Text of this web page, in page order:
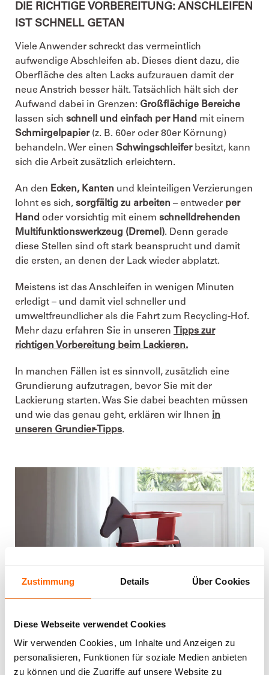
Zustimmung Details Über Cookies
Diese Webseite verwendet Cookies
Wir verwenden Cookies, um Inhalte und Anzeigen zu
personalisieren, Funktionen für soziale Medien anbieten
zu können und die Zugriffe auf unsere Website zu
DIE RICHTIGE VORBEREITUNG: ANSCHLEIFEN
IST SCHNELL GETAN
Viele Anwender schreckt das vermeintlich
aufwendige Abschleifen ab. Dieses dient dazu, die
Oberfläche des alten Lacks aufzurauen damit der
neue Anstrich besser hält. Tatsächlich hält sich der
Aufwand dabei in Grenzen: Großflächige Bereiche
lassen sich schnell und einfach per Hand mit einem
Schmirgelpapier(z. B. 60er oder 80er Körnung)
behandeln. Wer einen Schwingschleiferbesitzt, kann
sich die Arbeit zusätzlich erleichtern.
An den Ecken, Kanten und kleinteiligen Verzierungen
lohnt es sich, sorgfältig zu arbeiten – entweder per
Hand oder vorsichtig mit einem schnelldrehenden
Multifunktionswerkzeug (Dremel). Denn gerade
diese Stellen sind oft stark beansprucht und damit
die ersten, an denen der Lack wieder abplatzt.
Meistens ist das Anschleifen in wenigen Minuten
erledigt – und damit viel schneller und
umweltfreundlicher als die Fahrt zum Recycling-Hof.
Mehr dazu erfahren Sie in unseren
Tipps zur
richtigen Vorbereitung beim Lackieren.
In manchen Fällen ist es sinnvoll, zusätzlich eine
Grundierung aufzutragen, bevor Sie mit der
Lackierung starten. Was Sie dabei beachten müssen
und wie das genau geht, erklären wir Ihnen in
unseren Grundier-Tipps.
DER RICHTIGE LACK: EIGENSCHAFTEN UND
INHALTSSTOFFE MÜSSEN STIMMEN